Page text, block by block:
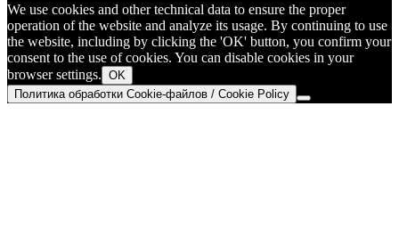
We use cookies and other technical data to ensure the proper
operation of the website and analyze its usage. By continuing to use
the website, including by clicking the 'OK' button, you confirm your
consent to the use of cookies. You can disable cookies in your
browser settings. OK
Политика обработки Cookie-файлов / Cookie Policy